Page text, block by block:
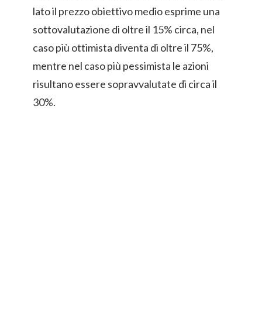
lato il prezzo obiettivo medio esprime una
sottovalutazione di oltre il 15% circa, nel
caso più ottimista diventa di oltre il 75%,
mentre nel caso più pessimista le azioni
risultano essere sopravvalutate di circa il
30%.